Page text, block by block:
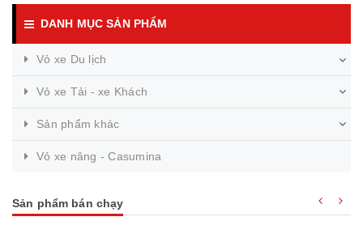
DANH MỤC SẢN PHẨM
Vỏ xe Du lịch
Vỏ xe Tải - xe Khách
Sản phẩm khác
Vỏ xe nâng - Casumina
Sản phẩm bán chạy